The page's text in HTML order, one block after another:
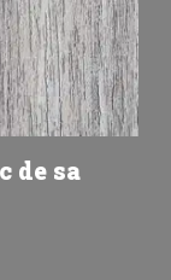
de sa